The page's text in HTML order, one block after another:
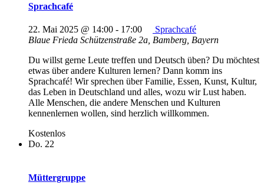
Sprachcafé
22. Mai 2025 @ 14:00 - 17:00
Sprachcafé
Blaue Frieda Schützenstraße 2a, Bamberg, Bayern
Du willst gerne Leute treffen und Deutsch üben? Du möchtest
etwas über andere Kulturen lernen? Dann komm ins
Sprachcafé! Wir sprechen über Familie, Essen, Kunst, Kultur,
das Leben in Deutschland und alles, wozu wir Lust haben.
Alle Menschen, die andere Menschen und Kulturen
kennenlernen wollen, sind herzlich willkommen.
Kostenlos
Do. 22
Müttergruppe